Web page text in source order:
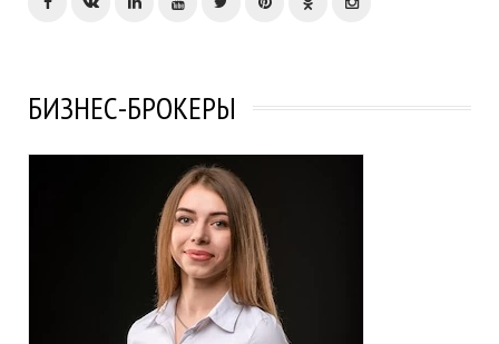
БИЗНЕС-БРОКЕРЫ